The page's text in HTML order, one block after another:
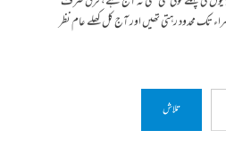
تک محدود رہتی تھیں اور آج کل کھلے عام نظر
تلاش